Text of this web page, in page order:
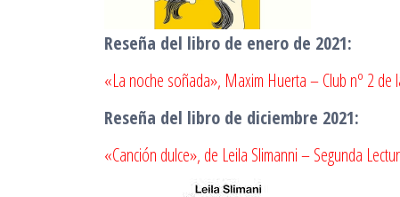
Reseña del libro de enero de 2021:
«La noche soñada», Maxim Huerta – Club nº 2 de
Reseña del libro de diciembre 2021:
«Canción dulce», de Leila Slimanni – Segunda